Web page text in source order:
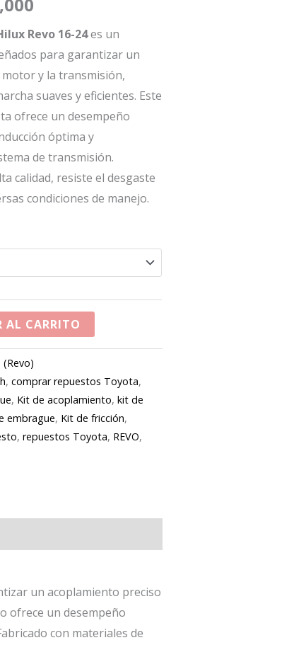
desde
$1,300,000
hasta
$1,900,000
Revo 16-24es un
para garantizar un
y la transmisión,
suaves y eficientes. Este
ofrece un desempeño
óptima y
de transmisión.
calidad, resiste el desgaste
condiciones de manejo.
AL CARRITO
(Revo)
,comprar repuestos Toyota,
, Kit de acoplamiento,kit de
embrague, Kit de fricción,
,repuestos Toyota, REVO,
un acoplamiento preciso
ofrece un desempeño
con materiales de